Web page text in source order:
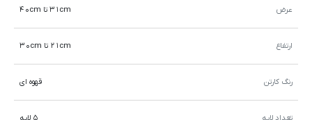
عرض 31cm تا 40cm
ارتفاع 21cm تا 30cm
رنگ کارتن قهوه ای